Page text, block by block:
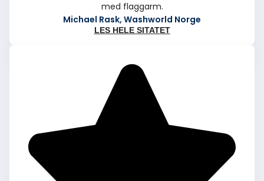
med flaggarm.
Michael Rask, Washworld Norge
LES HELE SITATET